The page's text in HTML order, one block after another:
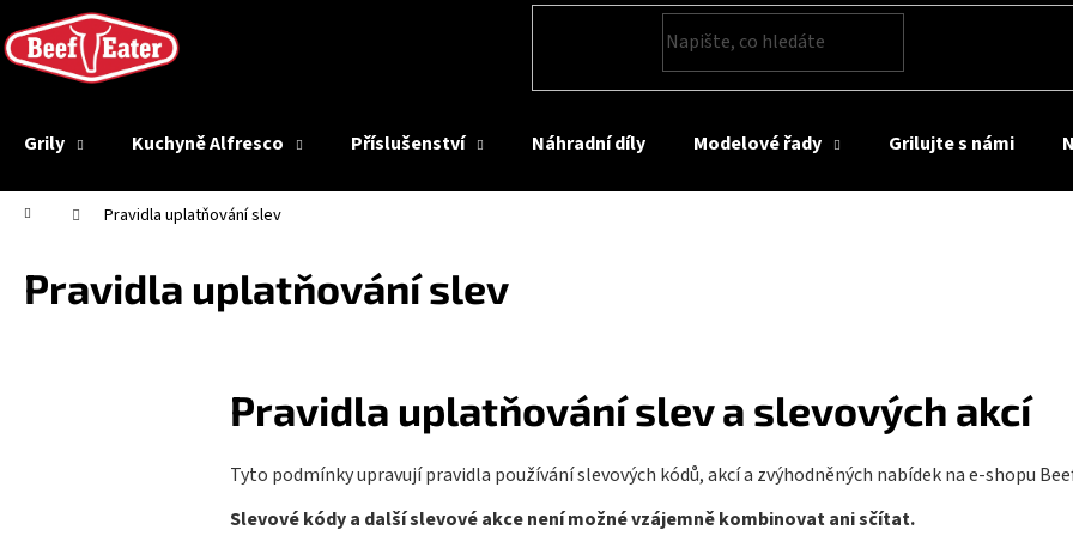
na
obsah
Grily Kuchyně Alfresco Příslušenství Náhradní díly Modelové řady Grilujte s námi
Domů Pravidla uplatňování slev
Pravidla uplatňování slev
Pravidla uplatňování slev a slevových akcí
Tyto podmínky upravují pravidla používání slevových kódů, akcí a zvýhodněných nabídek na e-shopu
Slevové kódy a další slevové akce není možné vzájemně kombinovat ani sčítat.
o
Zpět
obchodu